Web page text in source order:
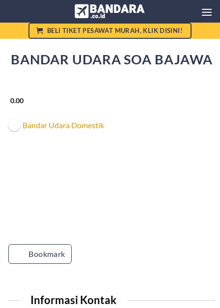
BELI TIKET PESAWAT MURAH, KLIK DISINI!
BANDAR UDARA SOA BAJAWA
0.00
Bandar Udara Domestik
Bookmark
Informasi Kontak